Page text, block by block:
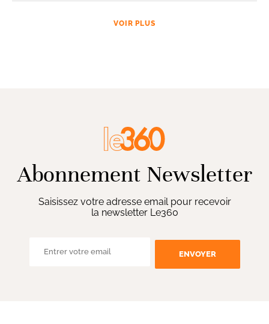
VOIR PLUS
Abonnement Newsletter
Saisissez votre adresse email pour recevoir
la newsletter Le360
ENVOYER